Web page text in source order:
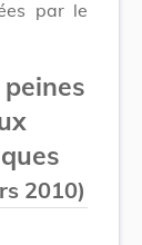
par le
2010)